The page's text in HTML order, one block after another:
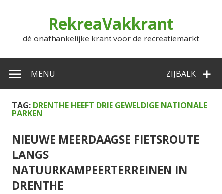
RekreaVakkrant
dé onafhankelijke krant voor de recreatiemarkt
ZIJBALK
MENU
TAG: DRENTHE HEEFT DRIE GEWELDIGE NATIONALE
PARKEN
NIEUWE MEERDAAGSE FIETSROUTE
LANGS
NATUURKAMPEERTERREINEN IN
DRENTHE